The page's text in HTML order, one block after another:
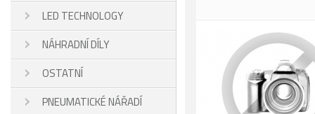
LED TECHNOLOGY
NÁHRADNÍ DÍLY
OSTATNÍ
PNEUMATICKÉ NÁŘADÍ